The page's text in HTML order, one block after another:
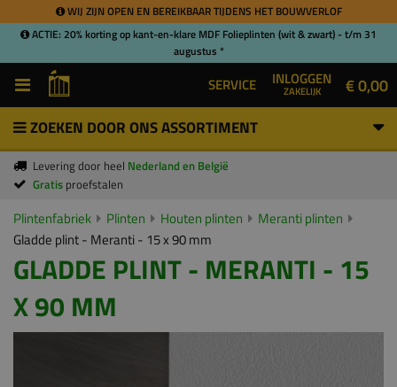
WIJ ZIJN OPEN EN BEREIKBAAR TIJDENS HET BOUWVERLOF
ACTIE: 20% korting op kant-en-klare MDF Folieplinten (wit & zwart) - t/m 31
augustus *
SERVICE INLOGGEN
ZAKELIJK € 0,00
ZOEKEN DOOR ONS ASSORTIMENT
Levering door heel Nederland en België
Gratis proefstalen
Plintenfabriek Plinten Houten plinten
Meranti plinten
Gladde plint - Meranti - 15 x 90 mm
GLADDE PLINT - MERANTI - 15
X 90 MM